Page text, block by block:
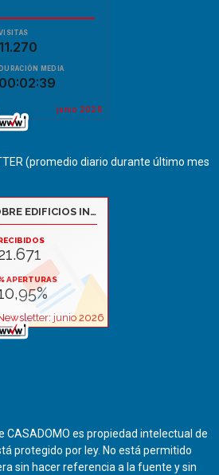
(promedio diario durante último mes
es propiedad intelectual de
protegido por ley. No está permitido
sin hacer referencia a la fuente y sin